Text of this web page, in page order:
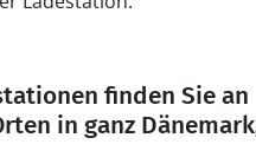
finden Sie an
in ganz